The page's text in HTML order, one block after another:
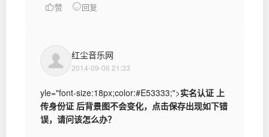
赞 回复
红尘音乐网
2014-09-06 21:33
yle="font-size:18px;color:#E53333;">实名认证 上
传身份证 后背景图不会变化，点击保存出现如下错
误，请问该怎么办？